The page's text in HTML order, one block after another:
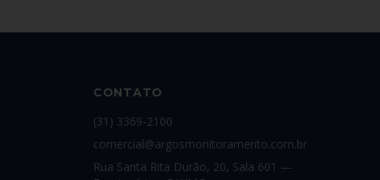
CONTATO
(31) 3369-2100
comercial@argosmonitoramento.com.br
Rua Santa Rita Durão, 20, Sala 601 —